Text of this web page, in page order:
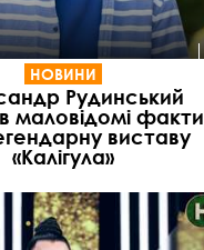
НОВИНИ
Рудинський
маловідомі факти
виставу
«Калігула»